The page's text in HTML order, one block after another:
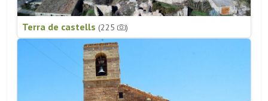
Terra de castells (225 )